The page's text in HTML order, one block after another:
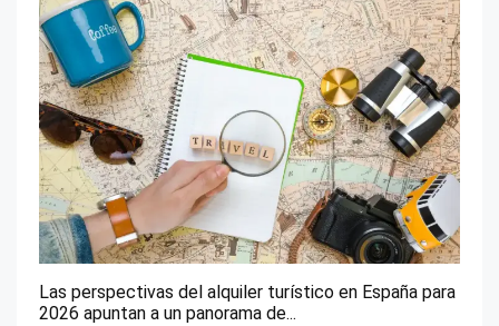
Las perspectivas del alquiler turístico en España para
2026 apuntan a un panorama de...